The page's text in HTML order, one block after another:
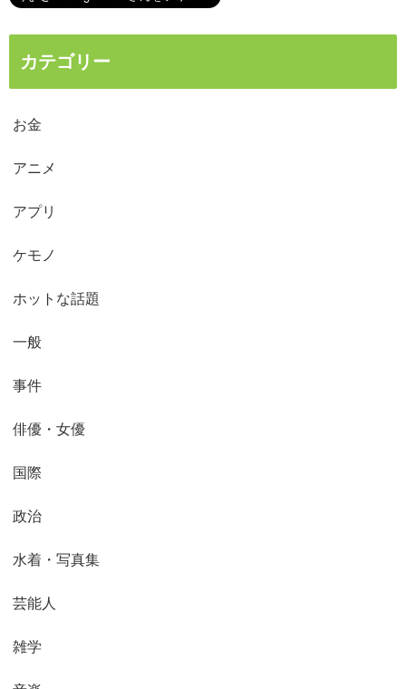
カテゴリー
お金
アニメ
アプリ
ケモノ
ホットな話題
一般
事件
俳優・女優
国際
政治
水着・写真集
芸能人
雑学